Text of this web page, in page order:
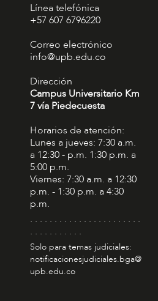
Línea telefónica
+57 607 6796220
Correo electrónico
info@upb.edu.co
Dirección
Campus Universitario Km
7 vía Piedecuesta
Horarios de atención:
Lunes a jueves: 7:30 a.m.
a 12:30 - p.m. 1:30 p.m. a
5:00 p.m.
Viernes: 7:30 a.m. a 12:30
p.m. - 1:30 p.m. a 4:30
p.m.
. . . . . . . . . . . . . . . . . . . . . . .
. . . . . . . . . . .
Solo para temas judiciales:
notificacionesjudiciales.bga@
upb.edu.co